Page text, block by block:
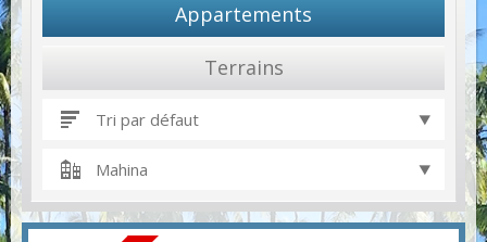
Appartements
Terrains
Tri par défaut
Mahina